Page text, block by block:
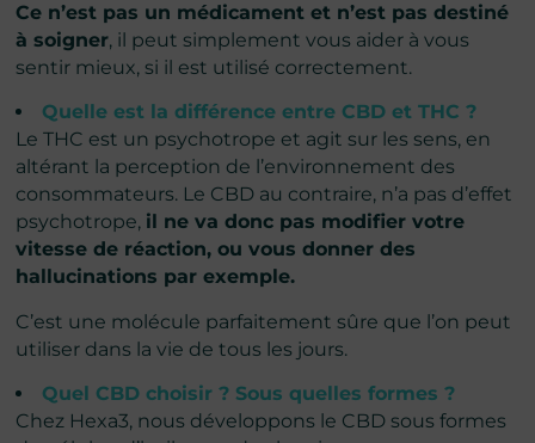
Ce n’est pas un médicament et n’est pas destiné
à soigner, il peut simplement vous aider à vous
sentir mieux, si il est utilisé correctement.
Quelle est la différence entre CBD et THC ?
Le THC est un psychotrope et agit sur les sens, en
altérant la perception de l’environnement des
consommateurs. Le CBD au contraire, n’a pas d’effet
psychotrope, il ne va donc pas modifier votre
vitesse de réaction, ou vous donner des
hallucinations par exemple.
C’est une molécule parfaitement sûre que l’on peut
utiliser dans la vie de tous les jours.
Quel CBD choisir ? Sous quelles formes ?
Chez Hexa3, nous développons le CBD sous formes